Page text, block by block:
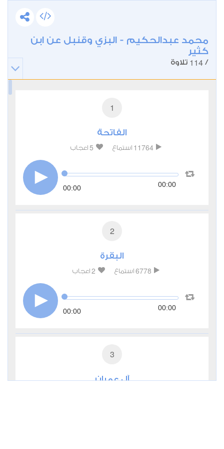
محمد عبدالحكيم - البزي وقنبل عن ابن
كثير
/
114 تلاوة
1
الفاتحة
11764 استماع 5 اعجاب
00:00 00:00
2
البقرة
6778 استماع 2 اعجاب
00:00 00:00
3
آل عمران